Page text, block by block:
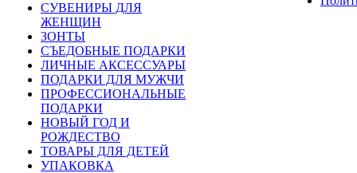
СУВЕНИРЫ ДЛЯ
ЖЕНЩИН
ЗОНТЫ
СЪЕДОБНЫЕ ПОДАРКИ
ЛИЧНЫЕ АКСЕССУАРЫ
ПОДАРКИ ДЛЯ МУЖЧИ
ПРОФЕССИОНАЛЬНЫЕ
ПОДАРКИ
НОВЫЙ ГОД И
РОЖДЕСТВО
ТОВАРЫ ДЛЯ ДЕТЕЙ
УПАКОВКА